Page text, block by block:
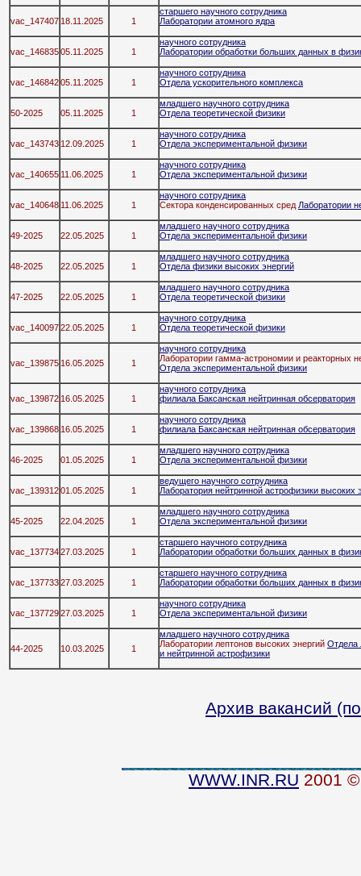
vac_147407 18.11.2025 1
старшего научного сотрудника
Лаборатории атомного ядра
vac_14683505.11.2025 1
научного сотрудника
Лаборатории обработки больших данных в
vac_14684205.11.2025 1
научного сотрудника
Отдела ускорительного комплекса
50-2025 05.11.2025 1
младшего научного сотрудника
Отдела теоретической физики
vac_143743 12.09.2025 1
научного сотрудника
Отдела экспериментальной физики
vac_140655 11.06.2025 1
научного сотрудника
Отдела экспериментальной физики
vac_140648 11.06.2025 1
научного сотрудника
Сектора конденсированных сред Лаборатории
49-2025 22.05.2025 1
младшего научного сотрудника
Отдела экспериментальной физики
48-2025 22.05.2025 1
младшего научного сотрудника
Отдела физики высоких энергий
47-2025 22.05.2025 1
младшего научного сотрудника
Отдела теоретической физики
vac_14009722.05.2025 1
научного сотрудника
Отдела теоретической физики
vac_139875 16.05.2025 1
научного сотрудника
Лаборатории гамма-астрономии и реакторных
Отдела экспериментальной физики
vac_139872 16.05.2025 1
научного сотрудника
филиала Баксанская нейтринная обсерватория
vac_139868 16.05.2025 1
научного сотрудника
филиала Баксанская нейтринная обсерватория
46-2025 01.05.2025 1
младшего научного сотрудника
Отдела экспериментальной физики
vac_13931201.05.2025 1
ведущего научного сотрудника
Лаборатория нейтринной астрофизики высоких
45-2025 22.04.2025 1
младшего научного сотрудника
Отдела экспериментальной физики
vac_13773427.03.2025 1
старшего научного сотрудника
Лаборатории обработки больших данных в
vac_13773327.03.2025 1
старшего научного сотрудника
Лаборатории обработки больших данных в
vac_13772927.03.2025 1
научного сотрудника
Отдела экспериментальной физики
44-2025 10.03.2025 1
младшего научного сотрудника
Лаборатории лептонов высоких энергий Отдела
и нейтринной астрофизики
Архив вакансий
WWW.INR.RU 2001